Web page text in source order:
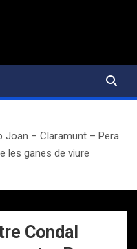
Joan – Claramunt – Pera
les ganes de viure
Condal